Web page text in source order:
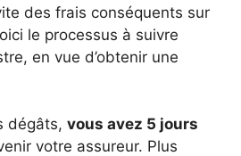
des frais conséquents sur
le processus à suivre
en vue d’obtenir une
dégâts, vous avez 5 jours
votre assureur. Plus